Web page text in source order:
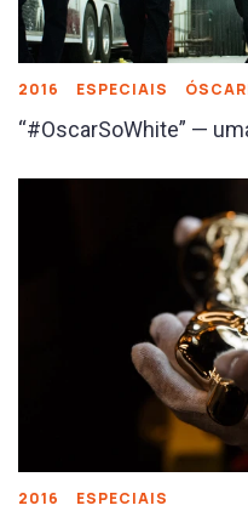
2016 ESPECIAIS
“#OscarSoWhite” —
2016 ESPECIAIS